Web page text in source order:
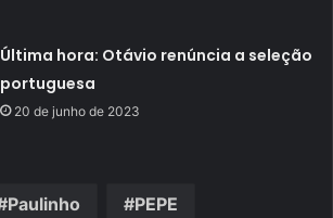
Última hora: Otávio renúncia a seleção
portuguesa
20 de junho de 2023
Paulinho PEPE